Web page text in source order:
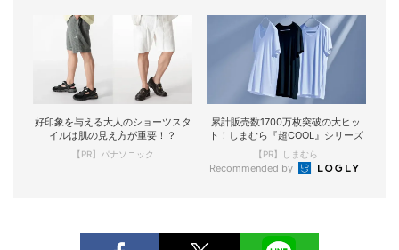
好印象を与える大人のショーツスタ
イルは肌の見え方が重要！？
【PR】パナソニック
累計販売数1700万枚突破の大ヒッ
ト！しまむら『超COOL』シリーズ
【PR】しまむら
Recommended by